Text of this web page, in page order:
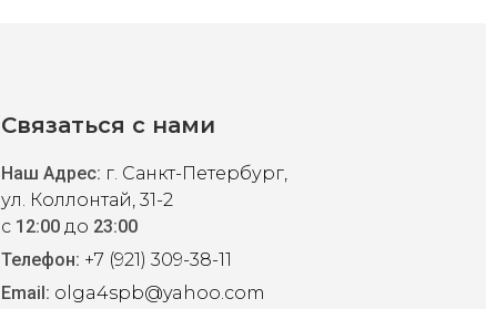
Связаться с нами
Наш Адрес: г. Санкт-Петербург,
ул. Коллонтай, 31-2
с 12:00 до 23:00
Телефон: +7 (921) 309-38-11
Email: olga4spb@yahoo.com